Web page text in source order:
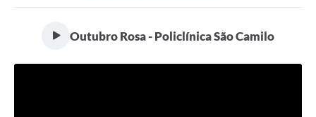
Outubro Rosa - Policlínica São Camilo